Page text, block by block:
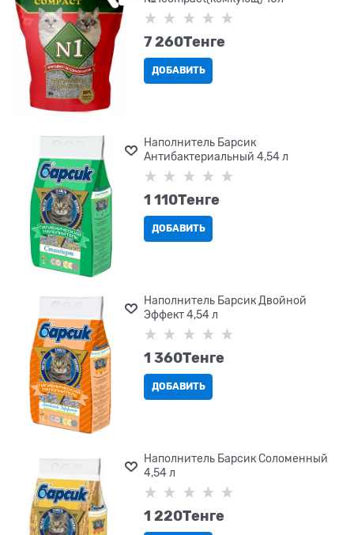
7 260Tенге
ДОБАВИТЬ
Наполнитель Барсик
Антибактериальный 4,54 л
1 110Tенге
ДОБАВИТЬ
Наполнитель Барсик Двойной
Эффект 4,54 л
1 360Tенге
ДОБАВИТЬ
Наполнитель Барсик Соломенный
4,54 л
1 220Tенге